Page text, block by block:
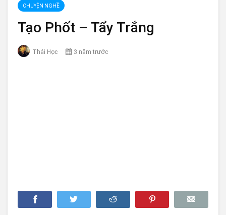
CHUYỆN NGHỀ
Tạo Phốt – Tẩy Trắng
Thái Học 3 năm trước